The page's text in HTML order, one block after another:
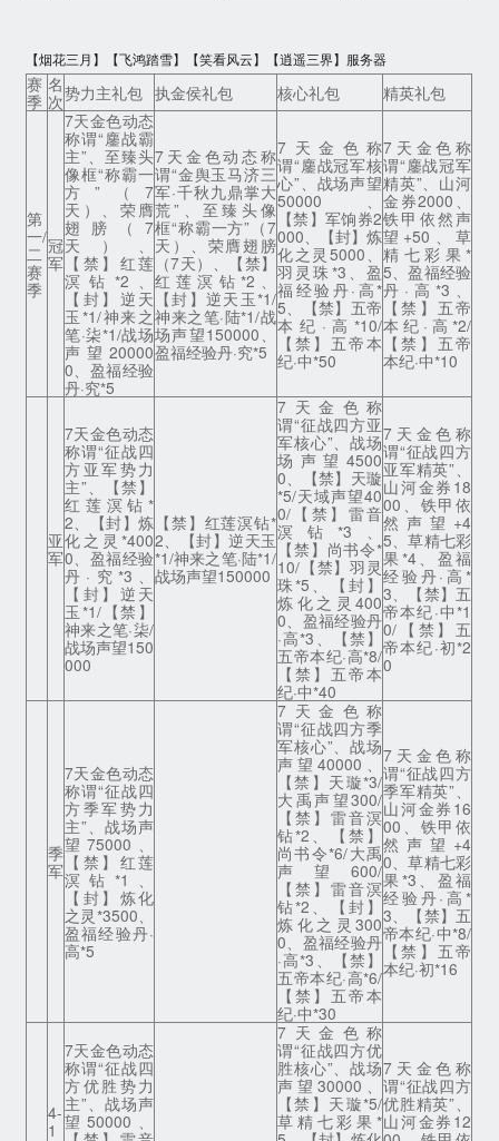
【烟花三月】【飞鸿踏雪】【笑看风云】【逍遥三界】服务器
赛
季
名
次势力主礼包 执金侯礼包 核心礼包 精英礼包
第
一/
二
赛
季
冠
军
7天金色动态
称谓“鏖战霸
主”、至臻头
像框“称霸一
方”（7
天）、荣膺
翅膀（7
天）、
【禁】红莲
溟钻*2、
【封】逆天
玉*1/神来之
笔·柒*1/战场
声望20000
0、盈福经验
丹·究*5
7天金色动态称
谓“金舆玉马济三
军·千秋九鼎掌大
荒”、至臻头像
框“称霸一方”（7
天）、荣膺翅膀
（7天）、【禁】
红莲溟钻*2、
【封】逆天玉*1/
神来之笔·陆*1/战
场声望150000、
盈福经验丹·究*5
7天金色称
谓“鏖战冠军核
心”、战场声望
50000、
【禁】军饷券2
000、【封】炼
化之灵5000、
羽灵珠*3、盈
福经验丹·高*
5、【禁】五帝
本纪·高*10/
【禁】五帝本
纪·中*50
7天金色称
谓“鏖战冠军
精英”、山河
金券2000、
铁甲依然声
望+50、草
精七彩果*
5、盈福经验
丹·高*3、
【禁】五帝
本纪·高*2/
【禁】五帝
本纪·中*10
亚
军
7天金色动态
称谓“征战四
方亚军势力
主”、【禁】
红莲溟钻*
2、【封】炼
化之灵*400
0、盈福经验
丹·究*3、
【封】逆天
玉*1/【禁】
神来之笔·柒/
战场声望150
000
【禁】红莲溟钻*
2、【封】逆天玉
*1/神来之笔·陆*1/
战场声望150000
7天金色称
谓“征战四方亚
军核心”、战场
场声望4500
0、【禁】天璇
*5/天域声望40
0/【禁】雷音
溟钻*3、
【禁】尚书令*
10/【禁】羽灵
珠*5、【封】
炼化之灵400
0、盈福经验丹
·高*3、【禁】
五帝本纪·高*8/
【禁】五帝本
纪·中*40
7天金色称
谓“征战四方
亚军精英”、
山河金券18
00、铁甲依
然声望+4
5、草精七彩
果*4、盈福
经验丹·高*
3、【禁】五
帝本纪·中*1
0/【禁】五
帝本纪·初*2
0
季
军
7天金色动态
称谓“征战四
方季军势力
主”、战场声
望75000、
【禁】红莲
溟钻*1、
【封】炼化
之灵*3500、
盈福经验丹·
高*5
7天金色称
谓“征战四方季
军核心”、战场
声望40000、
【禁】天璇*3/
大禹声望300/
【禁】雷音溟
钻*2、【禁】
尚书令*6/大禹
声望600/
【禁】雷音溟
钻*2、【封】
炼化之灵300
0、盈福经验丹
·高*3、【禁】
五帝本纪·高*6/
【禁】五帝本
纪·中*30
7天金色称
谓“征战四方
季军精英”、
山河金券16
00、铁甲依
然声望+4
0、草精七彩
果*3、盈福
经验丹·高*
3、【禁】五
帝本纪·中*8/
【禁】五帝
本纪·初*16
4-
1
7天金色动态
称谓“征战四
方优胜势力
主”、战场声
望50000、
7天金色称
谓“征战四方优
胜核心”、战场
声望30000、
【禁】天璇*5/
草精七彩果*
7天金色称
谓“征战四方
优胜精英”、
山河金券12